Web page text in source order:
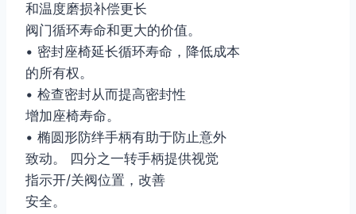
和温度磨损补偿更长
阀门循环寿命和更大的价值。
• 密封座椅延长循环寿命，降低成本
的所有权。
• 检查密封从而提高密封性
增加座椅寿命。
• 椭圆形防绊手柄有助于防止意外
致动。 四分之一转手柄提供视觉
指示开/关阀位置，改善
安全。